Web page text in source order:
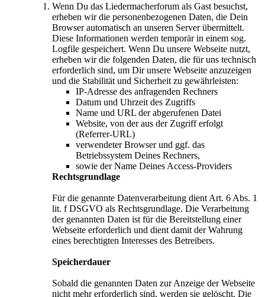
Wenn Du das Liedermacherforum als Gast besuchst,
erheben wir die personenbezogenen Daten, die Dein
Browser automatisch an unseren Server übermittelt.
Diese Informationen werden temporär in einem sog.
Logfile gespeichert. Wenn Du unsere Webseite nutzt,
erheben wir die folgenden Daten, die für uns technisch
erforderlich sind, um Dir unsere Webseite anzuzeigen
und die Stabilität und Sicherheit zu gewährleisten:
IP-Adresse des anfragenden Rechners
Datum und Uhrzeit des Zugriffs
Name und URL der abgerufenen Datei
Website, von der aus der Zugriff erfolgt
(Referrer-URL)
verwendeter Browser und ggf. das
Betriebssystem Deines Rechners,
sowie der Name Deines Access-Providers
Rechtsgrundlage
Für die genannte Datenverarbeitung dient Art. 6 Abs. 1
lit. f DSGVO als Rechtsgrundlage. Die Verarbeitung
der genannten Daten ist für die Bereitstellung einer
Webseite erforderlich und dient damit der Wahrung
eines berechtigten Interesses des Betreibers.
Speicherdauer
Sobald die genannten Daten zur Anzeige der Webseite
nicht mehr erforderlich sind, werden sie gelöscht. Die